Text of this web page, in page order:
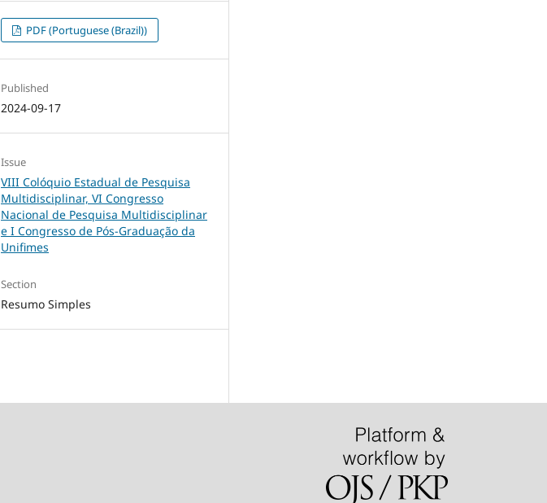
PDF (Portuguese (Brazil))
Published
2024-09-17
Issue
VIII Colóquio Estadual de Pesquisa
Multidisciplinar, VI Congresso
Nacional de Pesquisa Multidisciplinar
e I Congresso de Pós-Graduação da
Unifimes
Section
Resumo Simples